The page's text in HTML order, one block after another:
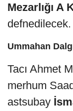
Mezarlığı A
defnedilecek.
Ummahan
Tacı Ahmet
merhum
astsubay